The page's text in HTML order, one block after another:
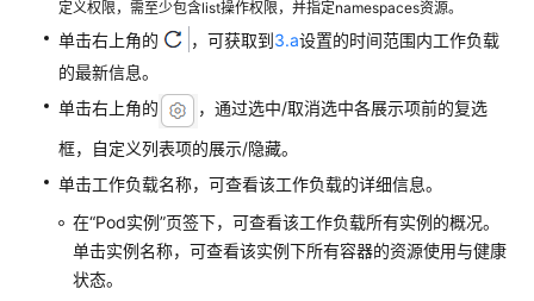
频
帮
AOM
1.0
档
定义权限，需至少包含list操作权限，并指定namespaces资源。
单击右上角的 ，可获取到3.a设置的时间范围内工作负载
的最新信息。
单击右上角的
，通过选中/取消选中各展示项前的复选
框，自定义列表项的展示/隐藏。
单击工作负载名称，可查看该工作负载的详细信息。
在“Pod实例”页签下，可查看该工作负载所有实例的概况。
单击实例名称，可查看该实例下所有容器的资源使用与健康
状态。